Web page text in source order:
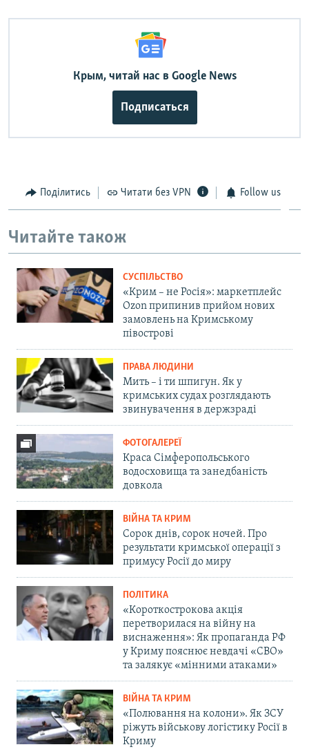
Auto 240p 360p 480p
480p
Крым, читай нас в Google News
Подписаться
Поділитись Читати без VPN Follow us
Читайте також
СУСПІЛЬСТВО
«Крим – не Росія»: маркетплейс
Ozon припинив прийом нових
замовлень на Кримському
півострові
ПРАВА ЛЮДИНИ
Мить – і ти шпигун. Як у
кримських судах розглядають
звинувачення в держзраді
ФОТОГАЛЕРЕЇ
Краса Сімферопольського
водосховища та занедбаність
довкола
ВІЙНА ТА КРИМ
Сорок днів, сорок ночей. Про
результати кримської операції з
примусу Росії до миру
ПОЛІТИКА
«Короткострокова акція
перетворилася на війну на
виснаження»: Як пропаганда РФ
у Криму пояснює невдачі «СВО»
та залякує «мінними атаками»
ВІЙНА ТА КРИМ
«Полювання на колони». Як ЗСУ
ріжуть військову логістику Росії в
Криму